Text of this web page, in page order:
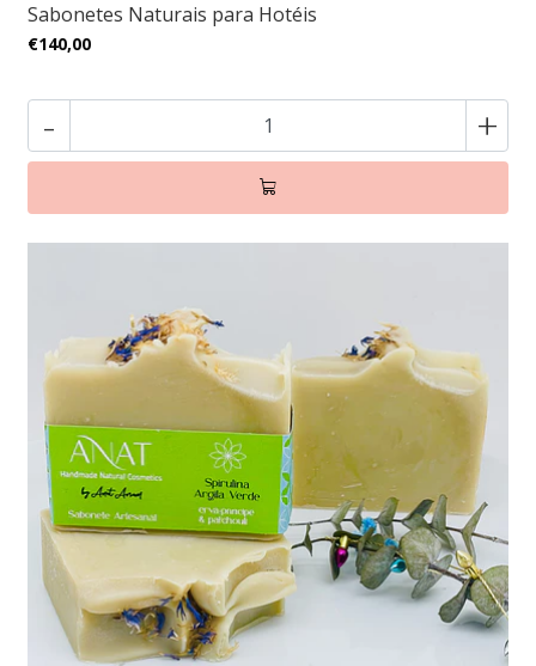
Sabonetes Naturais para Hotéis
€140,00
- +